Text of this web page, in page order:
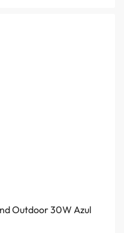
Outdoor 30W Azul